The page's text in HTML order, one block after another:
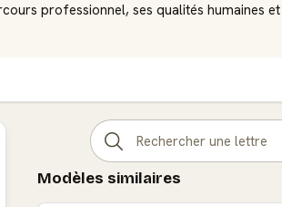
professionnel, ses qualités humaines
Modèles similaires